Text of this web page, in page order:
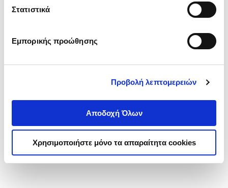
Στατιστικά
Εμπορικής προώθησης
Προβολή λεπτομερειών
Αποδοχή Όλων
Χρησιμοποιήστε μόνο τα απαραίτητα cookies